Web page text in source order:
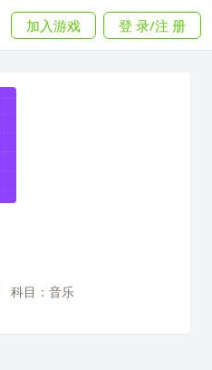
加入游戏 登 录/注 册
科目：音乐